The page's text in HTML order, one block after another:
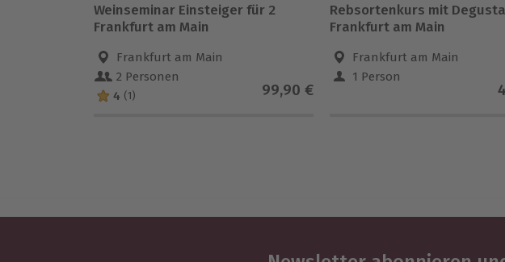
Weinseminar Einsteiger für 2
Frankfurt am Main
Frankfurt am Main
2 Personen
4 (1) 99,90 €
Rebsortenkurs mit
Frankfurt am Main
Frankfurt am Main
1 Person